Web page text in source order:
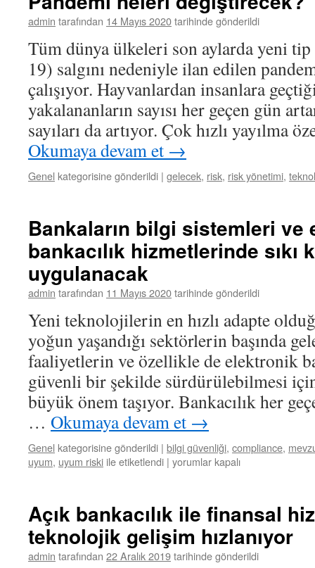
admin tarafından 14 Mayıs 2020tarihinde gönderildi
Tüm dünya ülkeleri son aylarda yeni
19) salgını nedeniyle ilan edilen
çalışıyor. Hayvanlardan insanlara
yakalananların sayısı her geçen gün
sayıları da artıyor. Çok hızlı yayılma
Okumaya devam et →
Genel kategorisine gönderildi | gelecek, risk, risk yönetimi,
Bankaların bilgi sistemleri ve
bankacılık hizmetlerinde sıkı
uygulanacak
admin tarafından 11 Mayıs 2020tarihinde gönderildi
Yeni teknolojilerin en hızlı adapte
yoğun yaşandığı sektörlerin başında
faaliyetlerin ve özellikle de elektronik
güvenli bir şekilde sürdürülebilmesi
büyük önem taşıyor. Bankacılık her
… Okumaya devam et →
Genel kategorisine gönderildi | bilgi güvenliği, compliance,
uyum, uyum riski ile etiketlendi | Bankaların
ve
elektronik
bankacılık
hizmetlerinde
sıkı
yorumlar kapalı
Açık bankacılık ile finansal
teknolojik gelişim hızlanıyor
admin tarafından 22 Aralık 2019tarihinde gönderildi